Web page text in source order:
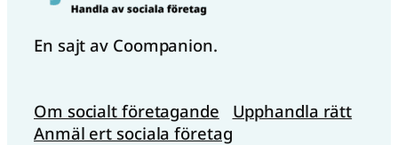
En sajt av Coompanion.
Om socialt företagande
Anmäl ert sociala företag
Upphandla rätt